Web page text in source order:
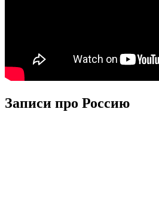
Записи про Россию